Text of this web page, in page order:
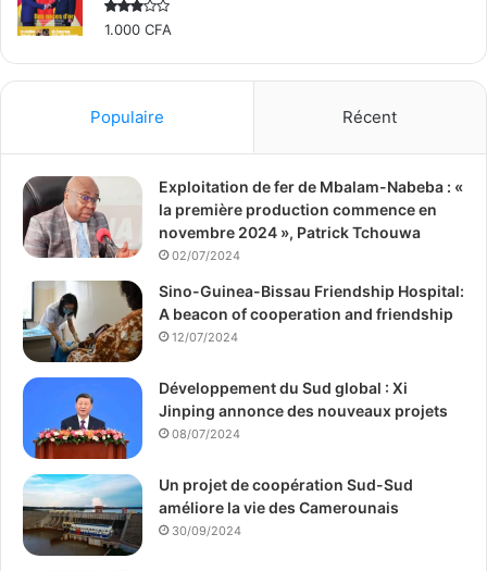
frontière et le commerce relatifs à l’ancienne Route de la
Soie.
(Source/photo : Xinhua)
Rated
1.000 CFA
Populaire Récent
Exploitation de fer de Mbalam-Nabeba : «
la première production commence en
novembre 2024 », Patrick Tchouwa
02/07/2024
Sino-Guinea-Bissau Friendship Hospital:
A beacon of cooperation and friendship
12/07/2024
Développement du Sud global : Xi
Jinping annonce des nouveaux projets
08/07/2024
Un projet de coopération Sud-Sud
améliore la vie des Camerounais
30/09/2024